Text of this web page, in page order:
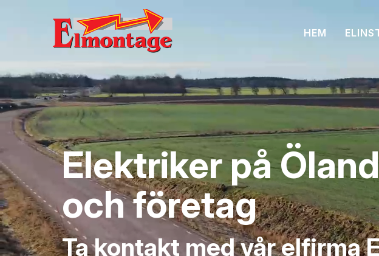
HEM
Elektriker på
och företag
Ta kontakt med vår elfirma